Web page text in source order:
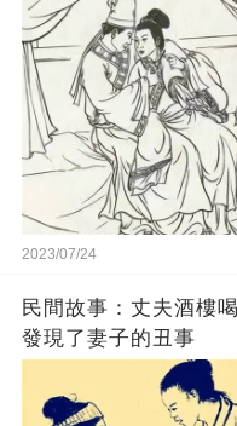
2023/07/24
民間故事：丈夫酒樓
發現了妻子的丑事